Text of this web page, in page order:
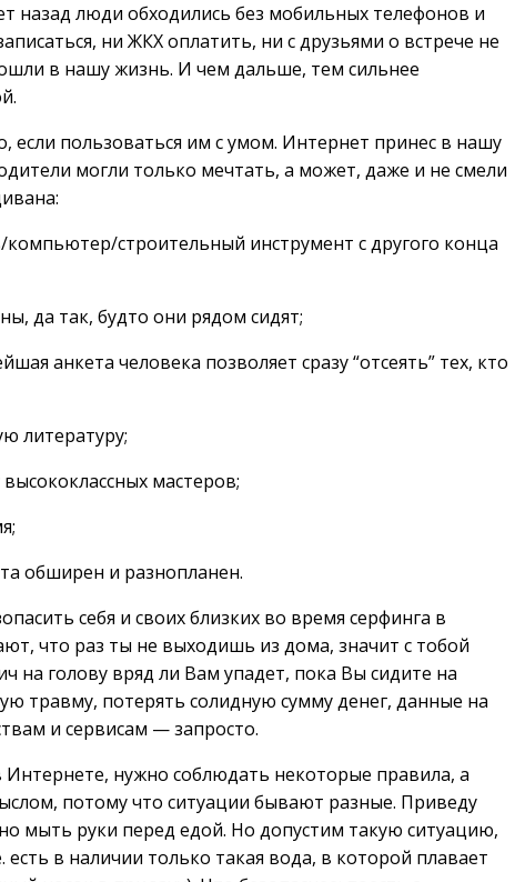
назад люди обходились без мобильных телефонов и
ни ЖКХ оплатить, ни с друзьями о встрече не
в нашу жизнь. И чем дальше, тем сильнее
если пользоваться им с умом. Интернет принес в нашу
могли только мечтать, а может, даже и не смели
компьютер/строительный инструмент с другого конца
да так, будто они рядом сидят;
анкета человека позволяет сразу “отсеять” тех, кто
литературу;
мастеров;
обширен и разнопланен.
себя и своих близких во время серфинга в
что раз ты не выходишь из дома, значит с тобой
на голову вряд ли Вам упадет, пока Вы сидите на
травму, потерять солидную сумму денег, данные на
и сервисам — запросто.
нужно соблюдать некоторые правила, а
потому что ситуации бывают разные. Приведу
мыть руки перед едой. Но допустим такую ситуацию,
в наличии только такая вода, в которой плавает